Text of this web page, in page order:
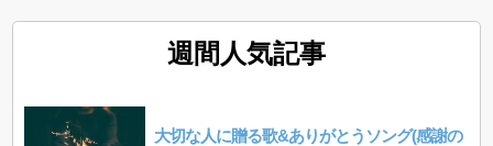
週間人気記事
大切な人に贈る歌&ありがとうソング(感謝の